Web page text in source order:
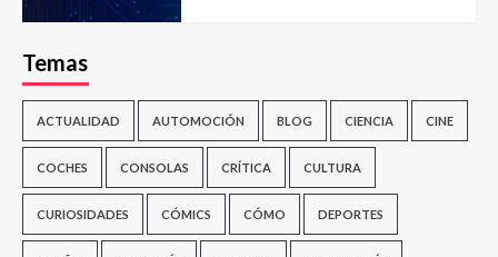
Temas
ACTUALIDAD AUTOMOCIÓN BLOG CIENCIA CINE
COCHES CONSOLAS CRÍTICA CULTURA
CURIOSIDADES CÓMICS CÓMO DEPORTES